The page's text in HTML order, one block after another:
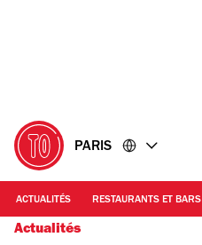
PARIS
ACTUALITÉS RESTAURANTS ET BARS
Actualités